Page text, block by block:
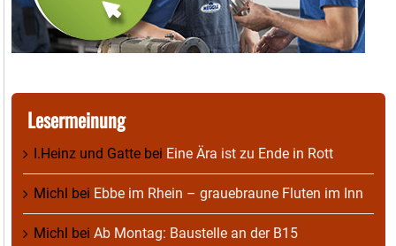
Lesermeinung
I.Heinz und Gatte bei Eine Ära ist zu Ende in Rott
Michl bei Ebbe im Rhein – grauebraune Fluten im Inn
Michl bei Ab Montag: Baustelle an der B15